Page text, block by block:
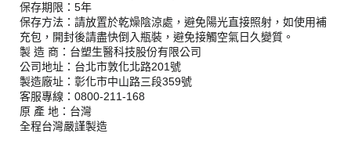
保存期限：5年
保存方法：請放置於乾燥陰涼處，避免陽光直接照射，如使用補
充包，開封後請盡快倒入瓶裝，避免接觸空氣日久變質。
製 造 商：台塑生醫科技股份有限公司
公司地址：台北市敦化北路201號
製造廠址：彰化市中山路三段359號
客服專線：0800-211-168
原 產 地：台灣
全程台灣嚴謹製造